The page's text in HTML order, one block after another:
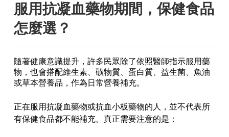
服用抗凝血藥物期間，保健食品
怎麼選？
隨著健康意識提升，許多民眾除了依照醫師指示服用藥
物，也會搭配維生素、礦物質、蛋白質、益生菌、魚油
或草本營養品，作為日常營養補充。
正在服用抗凝血藥物或抗血小板藥物的人，並不代表所
有保健食品都不能補充。真正需要注意的是：